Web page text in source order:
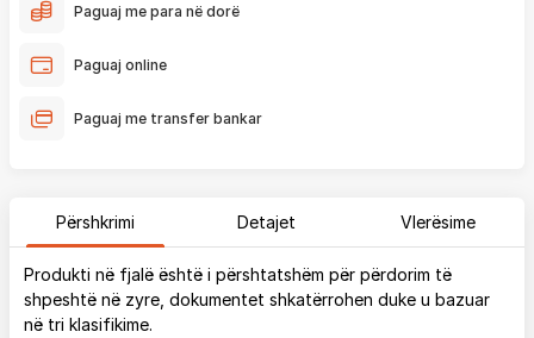
Paguaj me para në dorë
Paguaj online
Paguaj me transfer bankar
Përshkrimi Detajet Vlerësime
Produkti në fjalë është i përshtatshëm për përdorim të
shpeshtë në zyre, dokumentet shkatërrohen duke u bazuar
në tri klasifikime.